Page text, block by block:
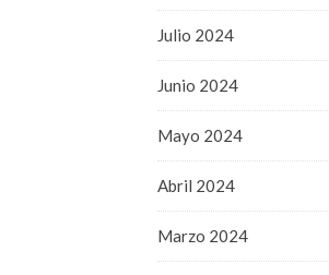
Julio 2024
Junio 2024
Mayo 2024
Abril 2024
Marzo 2024